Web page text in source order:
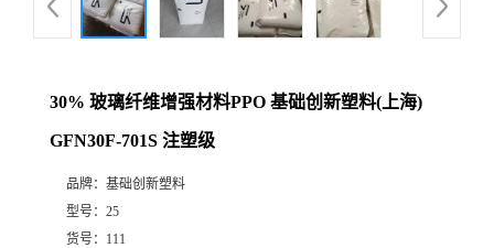
30% 玻璃纤维增强材料PPO 基础创新塑料(上海)
GFN30F-701S 注塑级
品牌： 基础创新塑料
型号： 25
货号： 111